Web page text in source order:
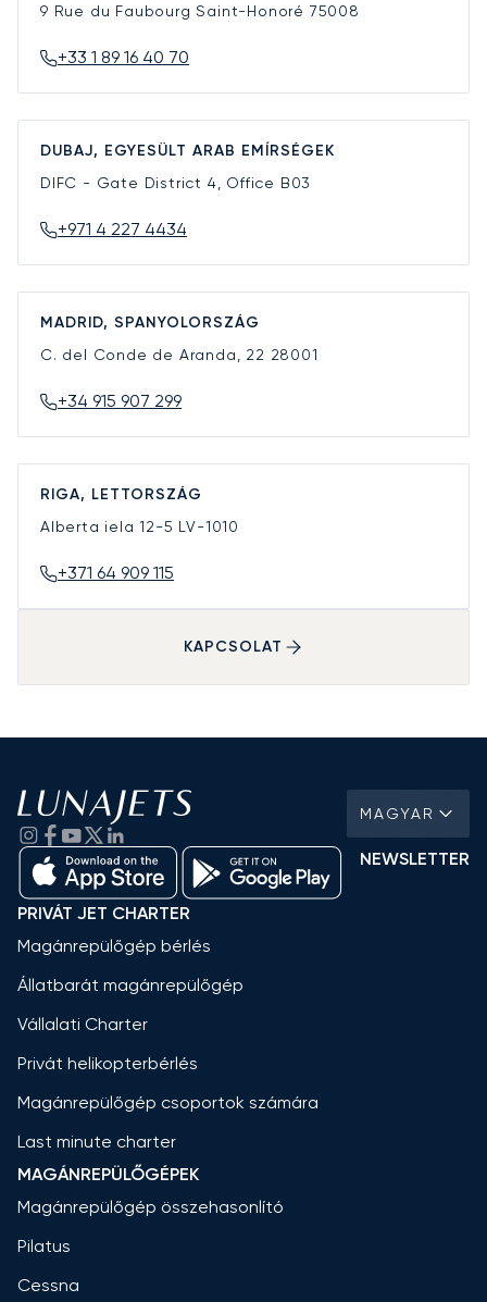
9 Rue du Faubourg Saint-Honoré 75008
+33 1 89 16 40 70
DUBAJ, EGYESÜLT ARAB EMÍRSÉGEK
DIFC - Gate District 4, Office B03
+971 4 227 4434
MADRID, SPANYOLORSZÁG
C. del Conde de Aranda, 22 28001
+34 915 907 299
RIGA, LETTORSZÁG
Alberta iela 12-5 LV-1010
+371 64 909 115
KAPCSOLAT
MAGYAR
NEWSLETTER
PRIVÁT JET CHARTER
Magánrepülőgép bérlés
Állatbarát magánrepülőgép
Vállalati Charter
Privát helikopterbérlés
Magánrepülőgép csoportok számára
Last minute charter
MAGÁNREPÜLŐGÉPEK
Magánrepülőgép összehasonlító
Pilatus
Cessna